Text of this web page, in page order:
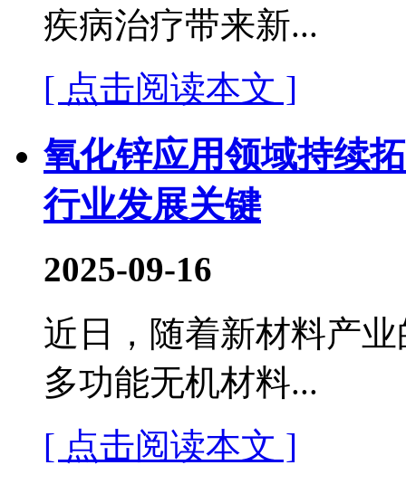
疾病治疗带来新...
[ 点击阅读本文 ]
氧化锌应用领域持续
行业发展关键
2025-09-16
近日，随着新材料产
多功能无机材料...
[ 点击阅读本文 ]